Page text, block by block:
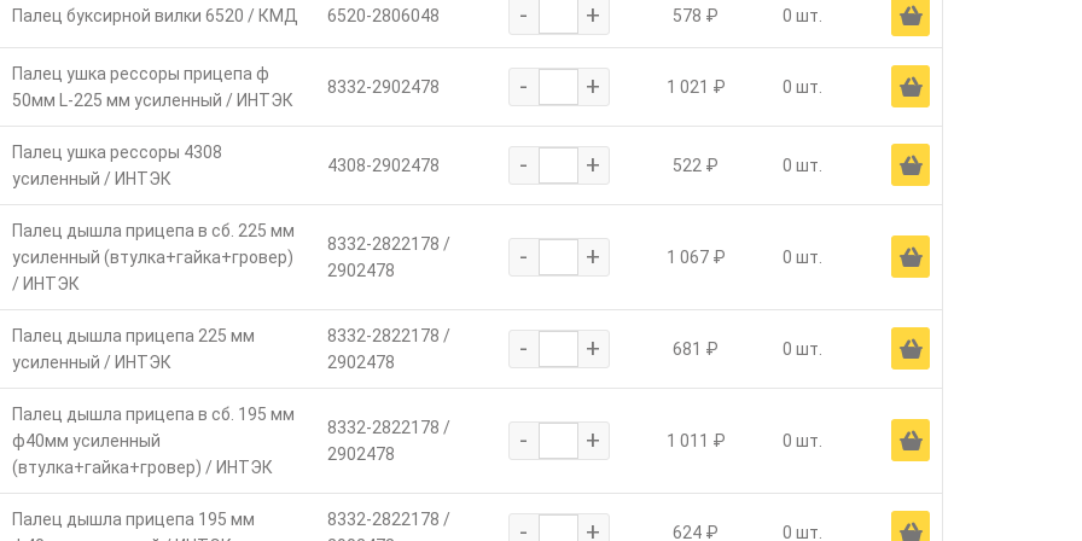
Палец буксирной вилки 6520 / КМД 6520-2806048 - + 578 ₽ 0 шт. Ä
Палец ушка рессоры прицепа ф
50мм L-225 мм усиленный / ИНТЭК
8332-2902478 - + 1 021 ₽ 0 шт. Ä
Палец ушка рессоры 4308
усиленный / ИНТЭК
4308-2902478 - + 522 ₽ 0 шт. Ä
Палец дышла прицепа в сб. 225 мм
усиленный (втулка+гайка+гровер)
/ ИНТЭК
8332-2822178 /
2902478
- + 1 067 ₽ 0 шт. Ä
Палец дышла прицепа 225 мм
усиленный / ИНТЭК
8332-2822178 /
2902478
- + 681 ₽ 0 шт. Ä
Палец дышла прицепа в сб. 195 мм
ф40мм усиленный
(втулка+гайка+гровер) / ИНТЭК
8332-2822178 /
2902478
- + 1 011 ₽ 0 шт. Ä
Палец дышла прицепа 195 мм
8332-2822178 /
- + 624 ₽ 0 шт. Ä